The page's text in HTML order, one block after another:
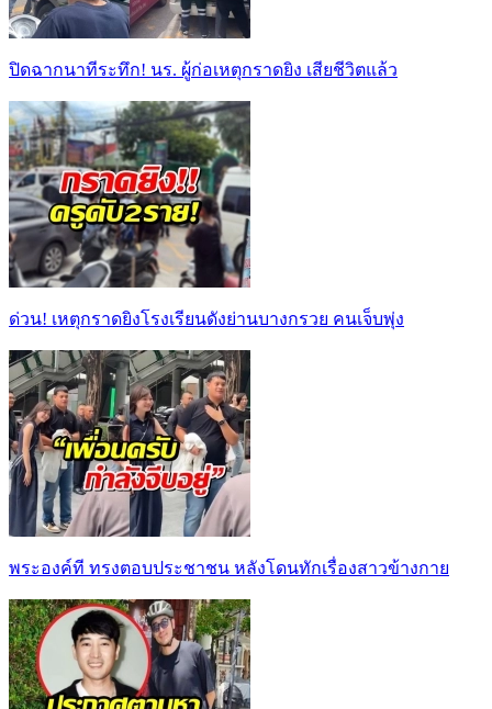
ปิดฉากนาทีระทึก! นร. ผู้ก่อเหตุกราดยิง เสียชีวิตแล้ว
ด่วน! เหตุกราดยิงโรงเรียนดังย่านบางกรวย คนเจ็บพุ่ง
พระองค์ที ทรงตอบประชาชน หลังโดนทักเรื่องสาวข้างกาย